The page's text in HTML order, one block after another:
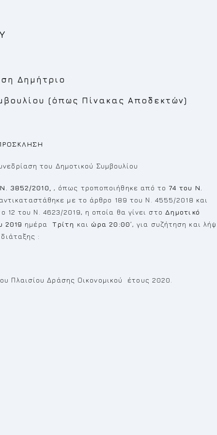
Δημήτριο
(όπως Πίνακας Αποδεκτών)
του Δημοτικού Συμβουλίου
3852/2010, , όπως τροποποιήθηκε από το 74 του N.
με το άρθρο 189 του Ν. 4555/2018 και
12 του Ν. 4623/2019, η οποία θα γίνει στο Δημοτικό
2019 ημέρα Τρίτη και ώρα 20:00’, για συζήτηση και
:
Πλαισίου Δράσης Οικονομικού έτους 2020.